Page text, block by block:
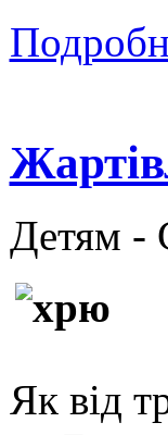
Детям -
Як від